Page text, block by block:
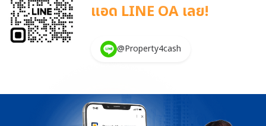
แอด LINE OA เลย!
@Property4cash